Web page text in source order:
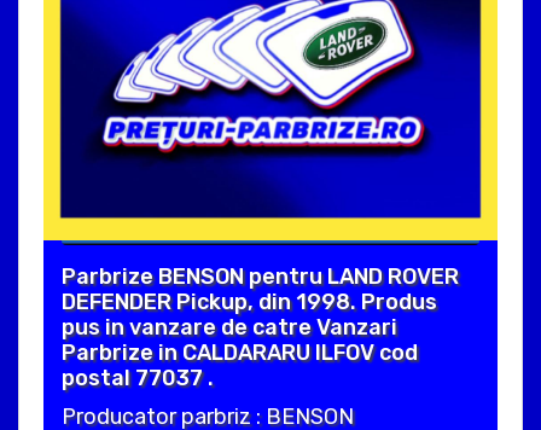
Parbrize BENSON pentru LAND ROVER
DEFENDER Pickup, din 1998. Produs
pus in vanzare de catre Vanzari
Parbrize in CALDARARU ILFOV cod
postal 77037 .
Producator parbriz : BENSON